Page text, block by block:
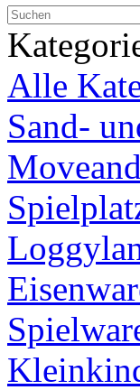
Alle
Sand-